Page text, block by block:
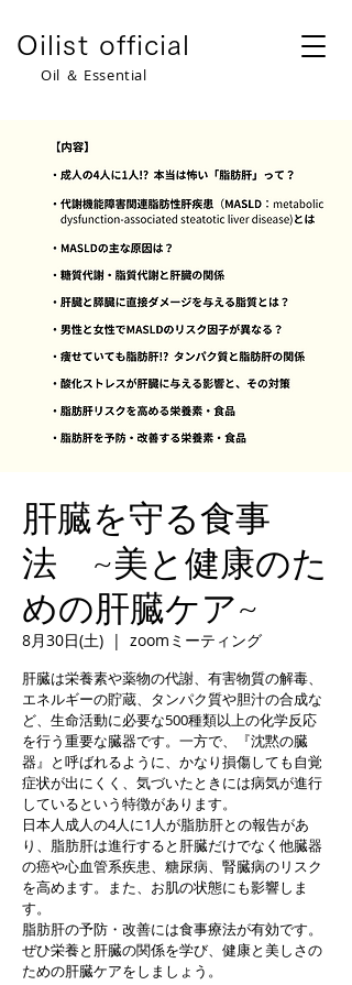
​Oilist official
​Oil ＆ Essential
肝臓を守る食事
法 ~美と健康のた
めの肝臓ケア~
8月30日(土)
  |
zoomミーティング
肝臓は栄養素や薬物の代謝、有害物質の解毒、
エネルギーの貯蔵、タンパク質や胆汁の合成な
ど、生命活動に必要な500種類以上の化学反応
を行う重要な臓器です。一方で、『沈黙の臓
器』と呼ばれるように、かなり損傷しても自覚
症状が出にくく、気づいたときには病気が進行
しているという特徴があります。
日本人成人の4人に1人が脂肪肝との報告があ
り、脂肪肝は進行すると肝臓だけでなく他臓器
の癌や心血管系疾患、糖尿病、腎臓病のリスク
を高めます。また、お肌の状態にも影響しま
す。
脂肪肝の予防・改善には食事療法が有効です。
ぜひ栄養と肝臓の関係を学び、健康と美しさの
ための肝臓ケアをしましょう。